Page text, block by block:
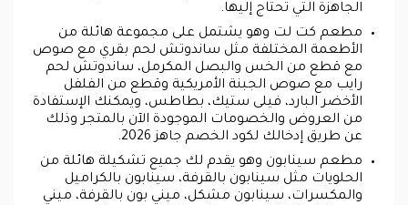
الجاهزة التي تحتاج إليها.
مطعم كت لت وهو يشتمل على مجموعة هائلة من
الأطعمة المختلفة مثل ساندوتش لحم بقري مع صوص
مع قطع من الخس والبصل المكرمل، ساندوتش لحم
رايب مع صوص الجبنة الأمريكية وقطع من الفلفل
الأخضر البارد، فيلى ستيك، بطاطس، ويمكنك الإستفادة
من العروض والخصومات الموجودة الآن بالمتجر وذلك
عن طريق إدخالك لكود الخصم جاهز 2026.
مطعم سينابون وهو يقدم لك جميع تشكيلة هائلة من
الحلويات مثل سينابون بالقرفة، سينابون بالكراميل
والمكسرات، سينابون مشكل، ميني بون بالقرفة، ميني